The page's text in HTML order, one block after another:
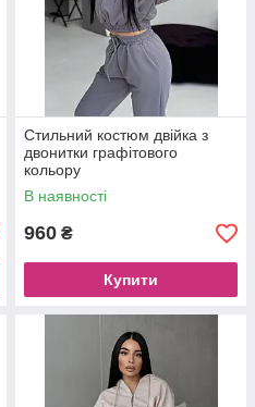
Стильний костюм двійка з
двонитки графітового
кольору
В наявності
960 ₴
Купити